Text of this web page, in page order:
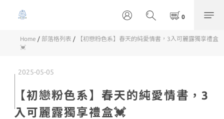
Home / 部落格列表 /
【初戀粉色系】春天的純愛情書，3入可麗露獨享禮盒
💓
2025-05-05
【初戀粉色系】春天的純愛情書，3
入可麗露獨享禮盒💓